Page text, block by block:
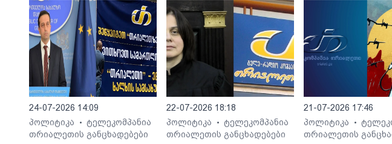
24-07-2026 14:09
პოლიტიკა
• ტელეკომპანია
თრიალეთის განცხადებები
22-07-2026 18:18
პოლიტიკა
• ტელეკომპანია
თრიალეთის განცხადებები
21-07-2026 17:46
პოლიტიკა
•
თრიალეთის